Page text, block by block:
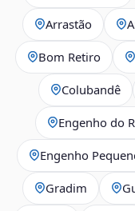
Arrastão
Bom Retiro
Colubandê
Engenho do
Engenho
Gradim